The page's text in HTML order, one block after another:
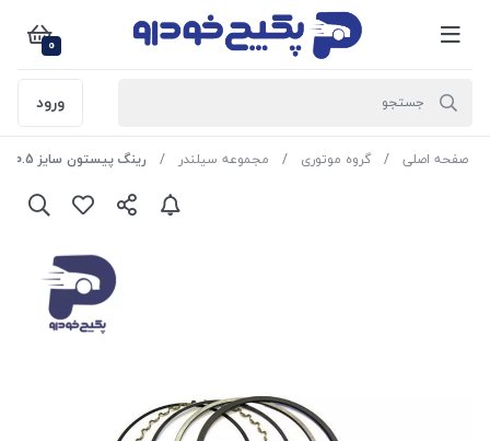
0
ورود
صفحه اصلی گروه موتوری مجموعه سیلندر رینگ پیستون سایز 0.5 ( دست کامل ) پراید 502964 جی ای اس پی